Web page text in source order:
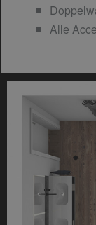
Alle